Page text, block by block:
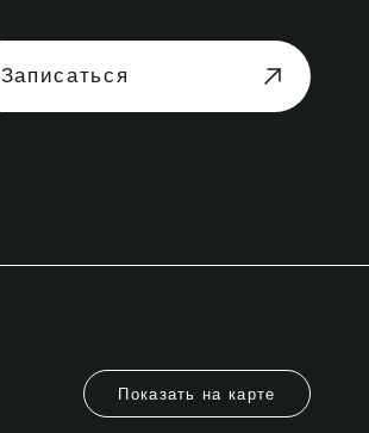
Записаться
Показать на карте